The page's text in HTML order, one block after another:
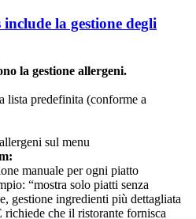
la gestione degli
la gestione allergeni.
lista predefinita (conforme a
sul menu
manuale per ogni piatto
“mostra solo piatti senza
gestione ingredienti più dettagliata
che il ristorante fornisca